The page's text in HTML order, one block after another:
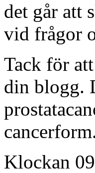
det går att
vid frågor
Tack för
din blogg.
Klockan